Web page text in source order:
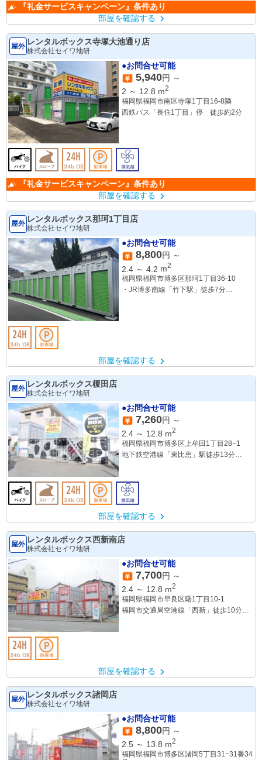
『礼金サービスキャンペーン』条件あり
部屋を確認する
屋外 レンタルボックス寺塚大池通り店
株式会社セイワ地研
●お問合せ可能
5,940円 ～
2 ～ 12.8 m2
福岡県福岡市南区寺塚1丁目16-8隣
西鉄バス「長住1丁目」停 徒歩約2分
『礼金サービスキャンペーン』条件あり
部屋を確認する
屋外 レンタルボックス那珂1丁目店
株式会社セイワ地研
●お問合せ可能
8,800円 ～
2.4 ～ 4.2 m2
福岡県福岡市博多区那珂1丁目36-10
・JR博多南線「竹下駅」徒歩7分
部屋を確認する
屋外 レンタルボックス榎田店
株式会社セイワ地研
●お問合せ可能
7,260円 ～
2.4 ～ 12.8 m2
福岡県福岡市博多区上牟田1丁目28−1
地下鉄空港線「東比恵」駅徒歩13分
部屋を確認する
屋外 レンタルボックス西新南店
株式会社セイワ地研
●お問合せ可能
7,700円 ～
2.4 ～ 12.8 m2
福岡県福岡市早良区曙1丁目10-1
福岡市交通局空港線「西新」徒歩10分
部屋を確認する
屋外 レンタルボックス諸岡店
株式会社セイワ地研
●お問合せ可能
8,800円 ～
2.5 ～ 13.8 m2
福岡県福岡市博多区諸岡5丁目31−31番34